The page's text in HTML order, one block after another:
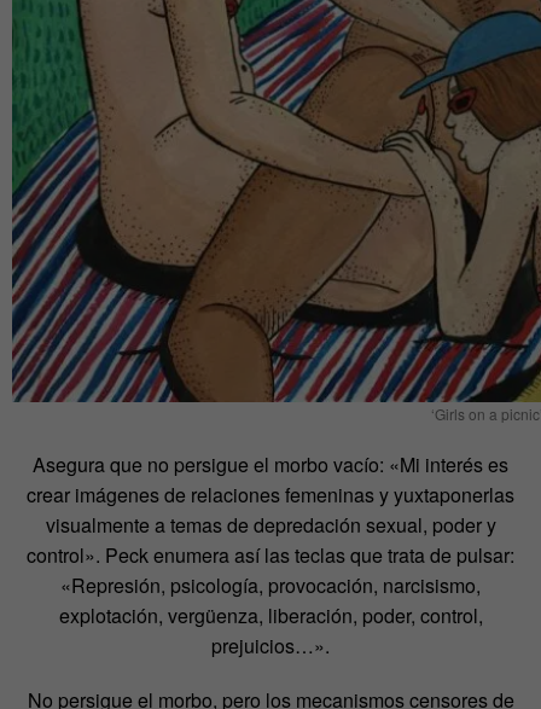
‘Girls on a
Asegura que no persigue el morbo vacío: «Mi interés es
crear imágenes de relaciones femeninas y yuxtaponerlas
visualmente a temas de depredación sexual, poder y
control». Peck enumera así las teclas que trata de pulsar:
«Represión, psicología, provocación, narcisismo,
explotación, vergüenza, liberación, poder, control,
prejuicios…».
No persigue el morbo, pero los mecanismos censores de